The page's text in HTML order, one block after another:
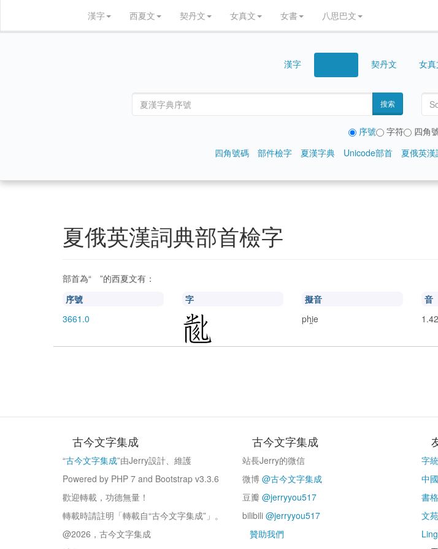
漢字 西夏文 契丹文 女真文 女書 八思巴文
漢字 契丹文 女真
搜索
序號 字符 四角
四角號碼
部件檢字 夏漢字典 Unicode部首 夏俄英漢
夏俄英漢詞典部首檢字
部首為“
”的西夏文有：
序號
字 擬音 音
3661.0
phi̯e 1.42
古今文字集成
“古今文字集成”由Jerry設計、維護
Powered by PHP 7 and Bootstrap v3.3.6
歡迎轉載，功德無量！
轉載時請註明「轉載自“古今文字集成”」。
@2026，古今文字集成
古今文字集成
站長Jerry的微信
微博 @古今文字集成
豆瓣 @jerryyou517
bilibili @jerryyou517
贊助我們
字
中
書格
文